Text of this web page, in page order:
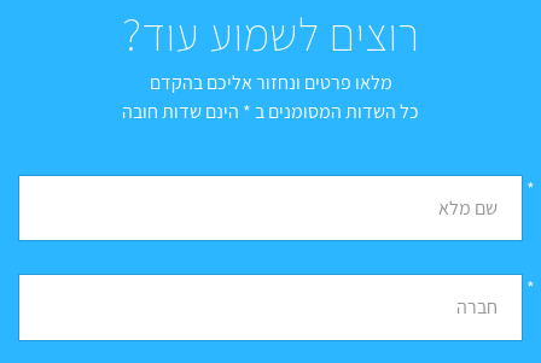
רוצים לשמוע עוד?
מלאו פרטים ונחזור אליכם בהקדם
כל השדות המסומנים ב * הינם שדות חובה
שם מלא
*
חברה
*